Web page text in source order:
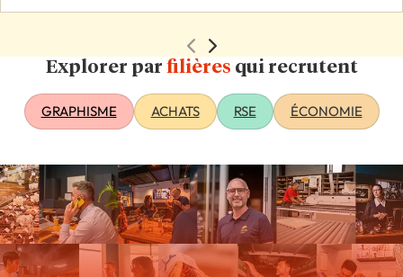
Explorer par filières qui recrutent
GRAPHISME ACHATS RSE ÉCONOMIE